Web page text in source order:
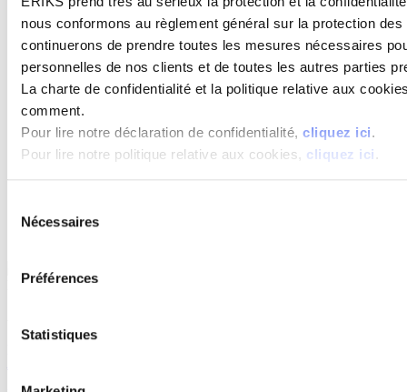
nous conformons au règlement général sur la protection
continuerons de prendre toutes les mesures nécessaires
personnelles de nos clients et de toutes les autres parties
La charte de confidentialité et la politique relative aux
comment.
Pour lire notre déclaration de confidentialité, cliquez ici.
Pour lire notre politique relative aux cookies, cliquez ici .
Nécessaires
Préférences
Statistiques
Rubber Profile Price
Calculator
O-Ring Calculator
O-Ring Weight
Calculator
Bellow Selector
Unit Converter
ERIKS SealXpress
France
Germany
Hungary
Indonesia
Ireland
Luxembourg
The
Netherlands
United
United
States of
America
Directement à la boutique en ligne
Demander à ERIKS
plastics@eriks.nl